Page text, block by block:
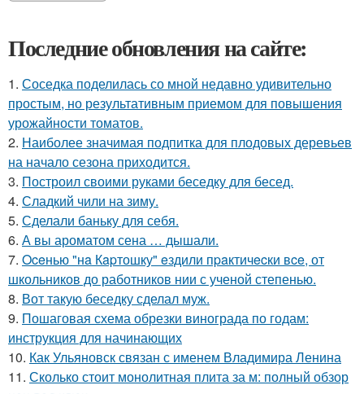
Последние обновления на сайте:
1. Соседка поделилась со мной недавно удивительно
простым, но результативным приемом для повышения
урожайности томатов.
2. Наиболее значимая подпитка для плодовых деревьев
на начало сезона приходится.
3. Построил своими руками беседку для бесед.
4. Сладкий чили на зиму.
5. Сделали баньку для себя.
6. А вы ароматом сена … дышали.
7. Oceнью "нa Кapтошку" eздили пpaктичecки вce, от
школьников до работников нии с ученой степенью.
8. Вот такую беседку сделал муж.
9. Пошаговая схема обрезки винограда по годам:
инструкция для начинающих
10. Как Ульяновск связан с именем Владимира Ленина
11. Сколько стоит монолитная плита за м: полный обзор